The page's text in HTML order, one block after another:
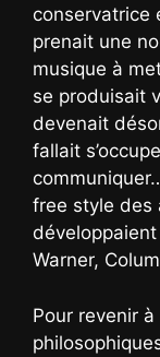
conservatrice
prenait une
musique à
se produisait
devenait
fallait
free style des
développaient
Warner,
Pour revenir